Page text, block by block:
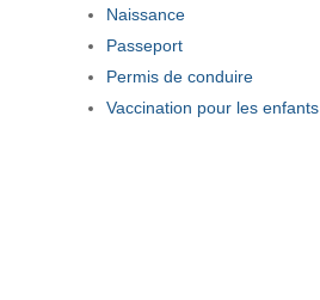
Naissance
Passeport
Permis de conduire
Vaccination pour les enfants